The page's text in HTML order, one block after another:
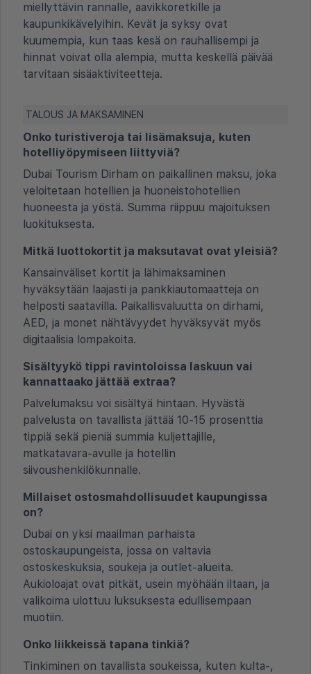
miellyttävin rannalle, aavikkoretkille ja
kaupunkikävelyihin. Kevät ja syksy ovat
kuumempia, kun taas kesä on rauhallisempi ja
hinnat voivat olla alempia, mutta keskellä päivää
tarvitaan sisäaktiviteetteja.
TALOUS JA MAKSAMINEN
Onko turistiveroja tai lisämaksuja, kuten
hotelliyöpymiseen liittyviä?
Dubai Tourism Dirham on paikallinen maksu, joka
veloitetaan hotellien ja huoneistohotellien
huoneesta ja yöstä. Summa riippuu majoituksen
luokituksesta.
Mitkä luottokortit ja maksutavat ovat yleisiä?
Kansainväliset kortit ja lähimaksaminen
hyväksytään laajasti ja pankkiautomaatteja on
helposti saatavilla. Paikallisvaluutta on dirhami,
AED, ja monet nähtävyydet hyväksyvät myös
digitaalisia lompakoita.
Sisältyykö tippi ravintoloissa laskuun vai
kannattaako jättää extraa?
Palvelumaksu voi sisältyä hintaan. Hyvästä
palvelusta on tavallista jättää 10-15 prosenttia
tippiä sekä pieniä summia kuljettajille,
matkatavara-avulle ja hotellin
siivoushenkilökunnalle.
Millaiset ostosmahdollisuudet kaupungissa
on?
Dubai on yksi maailman parhaista
ostoskaupungeista, jossa on valtavia
ostoskeskuksia, soukeja ja outlet-alueita.
Aukioloajat ovat pitkät, usein myöhään iltaan, ja
valikoima ulottuu luksuksesta edullisempaan
muotiin.
Onko liikkeissä tapana tinkiä?
Tinkiminen on tavallista soukeissa, kuten kulta-,